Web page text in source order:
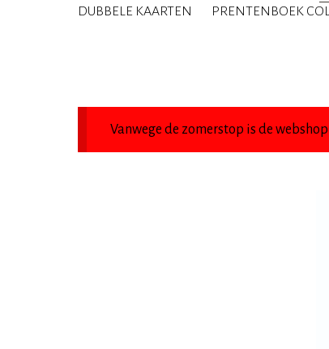
DUBBELE KAARTEN
PRENTENBOEK
Vanwege de zomerstop is de